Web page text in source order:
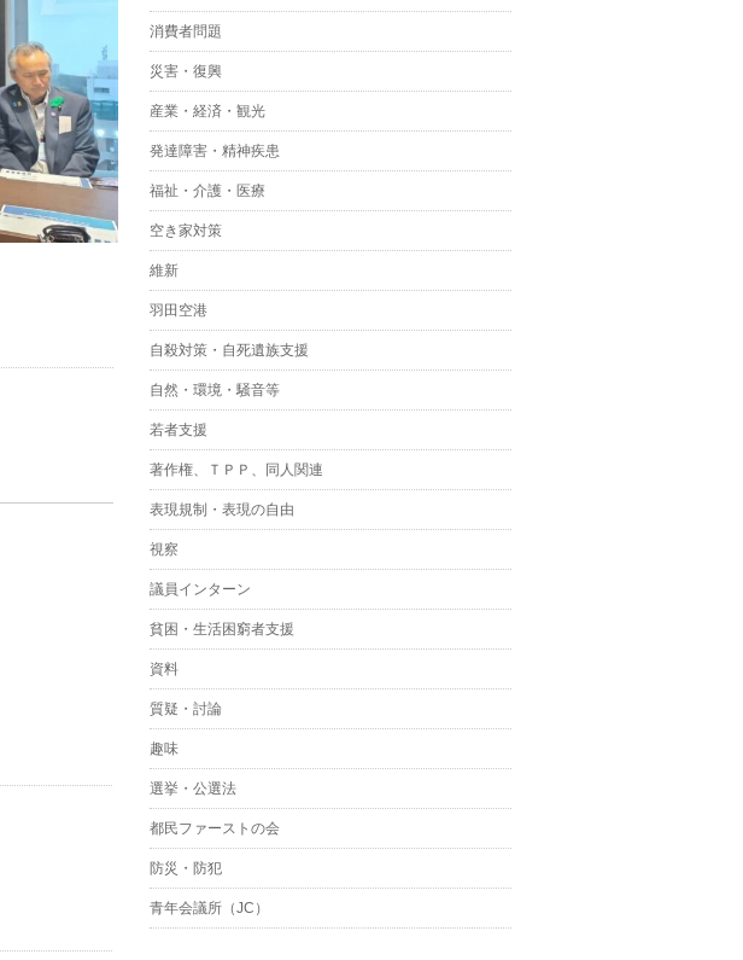
消費者問題
災害・復興
産業・経済・観光
発達障害・精神疾患
福祉・介護・医療
空き家対策
維新
羽田空港
自殺対策・自死遺族支援
自然・環境・騒音等
若者支援
著作権、ＴＰＰ、同人関連
表現規制・表現の自由
視察
議員インターン
貧困・生活困窮者支援
資料
質疑・討論
趣味
選挙・公選法
都民ファーストの会
防災・防犯
青年会議所（JC）